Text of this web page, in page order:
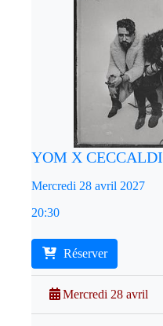
YOM X CECCALDI
Mercredi 28 avril 2027
20:30
Réserver
Mercredi 28 avril